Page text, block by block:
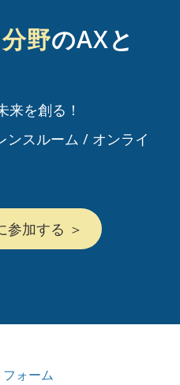
野のAXと
来を創る！
ンスルーム / オンライ
参加する ＞
ォーム